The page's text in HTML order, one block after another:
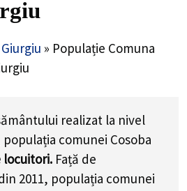
» Populație Comuna
realizat la nivel
comunei Cosoba
Față de
2011, populația comunei